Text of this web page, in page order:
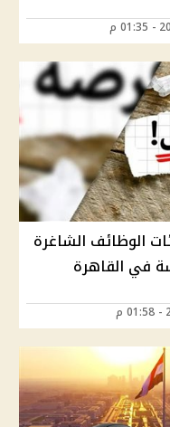
الوظائف الشاغرة
في القاهرة